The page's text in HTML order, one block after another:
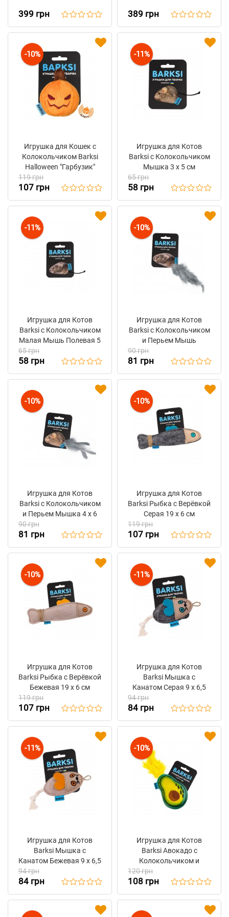
"Лапка" 44 х 47 см
399 грн
в очках" 50 х 34 см
389 грн
-10%
Игрушка для Кошек с
Колокольчиком Barksi
Halloween "Гарбузик"
119 грн
107 грн
-11%
Игрушка для Котов
Barksi с Колокольчиком
Мышка 3 x 5 см
65 грн
58 грн
-11%
Игрушка для Котов
Barksi с Колокольчиком
Малая Мышь Полевая 5
65 грн
58 грн
-10%
Игрушка для Котов
Barksi с Колокольчиком
и Перьем Мышь
Полевая 5 x 7 см
90 грн
81 грн
-10%
Игрушка для Котов
Barksi с Колокольчиком
и Перьем Мышка 4 x 6
90 грн
81 грн
-10%
Игрушка для Котов
Barksi Рыбка с Верёвкой
Серая 19 х 6 см
119 грн
107 грн
-10%
Игрушка для Котов
Barksi Рыбка с Верёвкой
Бежевая 19 х 6 см
119 грн
107 грн
-11%
Игрушка для Котов
Barksi Мышка с
Канатом Серая 9 х 6,5
94 грн
84 грн
-11%
Игрушка для Котов
Barksi Мышка с
Канатом Бежевая 9 х 6,5
94 грн
84 грн
-10%
Игрушка для Котов
Barksi Авокадо с
Колокольчиком и
Перьями 12 x 9 см
120 грн
108 грн